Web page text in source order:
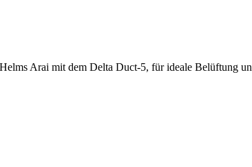
Arai mit dem Delta Duct-5, für ideale Belüftung